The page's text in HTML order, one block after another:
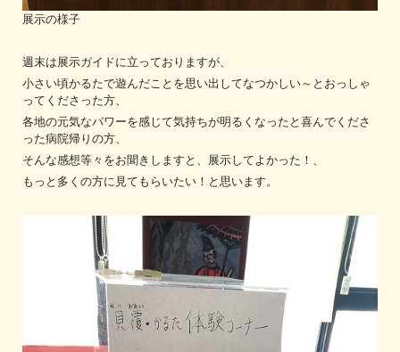
展示の様子
週末は展示ガイドに立っておりますが、
小さい頃かるたで遊んだことを思い出してなつかしい～とおっしゃ
ってくださった方、
各地の元気なパワーを感じて気持ちが明るくなったと喜んでくださ
った病院帰りの方、
そんな感想等々をお聞きしますと、展示してよかった！、
もっと多くの方に見てもらいたい！と思います。